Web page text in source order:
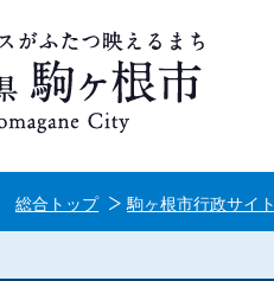
総合トップ 駒ヶ根市行政サイト